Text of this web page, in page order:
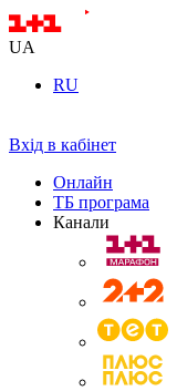
UA
RU
Вхід в кабінет
Онлайн
ТБ програма
Канали